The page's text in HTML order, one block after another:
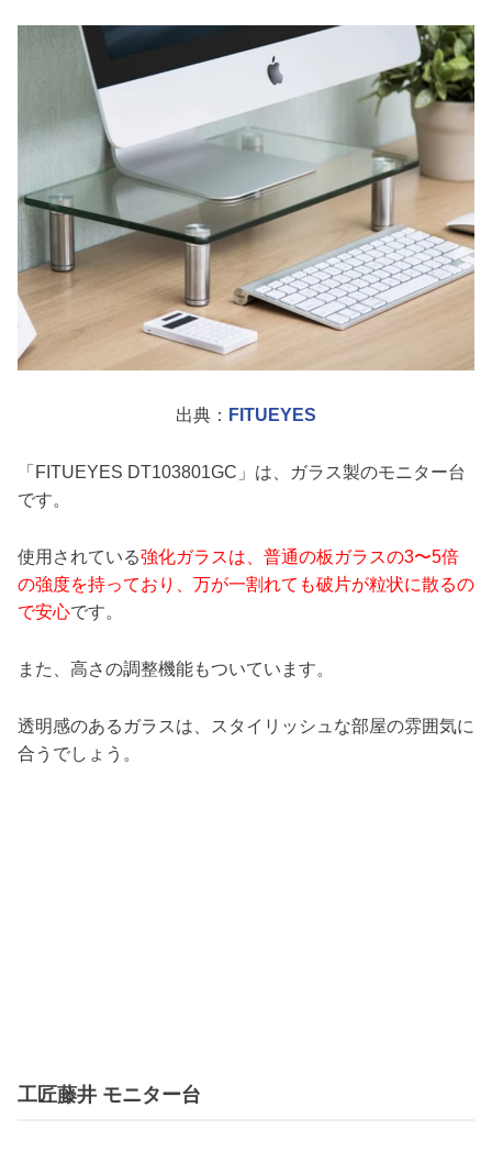
出典： FITUEYES
「FITUEYES DT103801GC」は、ガラス製のモニター台
です。
使用されている強化ガラスは、普通の板ガラスの3〜5倍
の強度を持っており、万が一割れても破片が粒状に散るの
で安心です。
また、高さの調整機能もついています。
透明感のあるガラスは、スタイリッシュな部屋の雰囲気に
合うでしょう。
工匠藤井 モニター台